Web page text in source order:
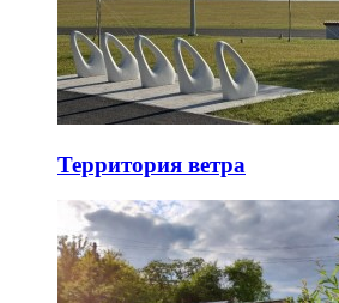
Территория ветра